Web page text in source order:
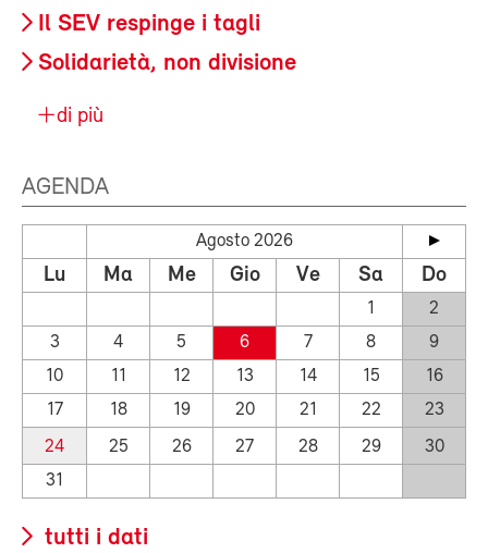
Il SEV respinge i tagli
Solidarietà, non divisione
di più
AGENDA
Agosto 2026
Lu Ma Me Gio Ve Sa Do
1
2
3
4 5 6 7 8
9
10
11 12 13 14 15
16
17
18 19 20 21 22
23
24
25 26 27 28 29
30
31
tutti i dati